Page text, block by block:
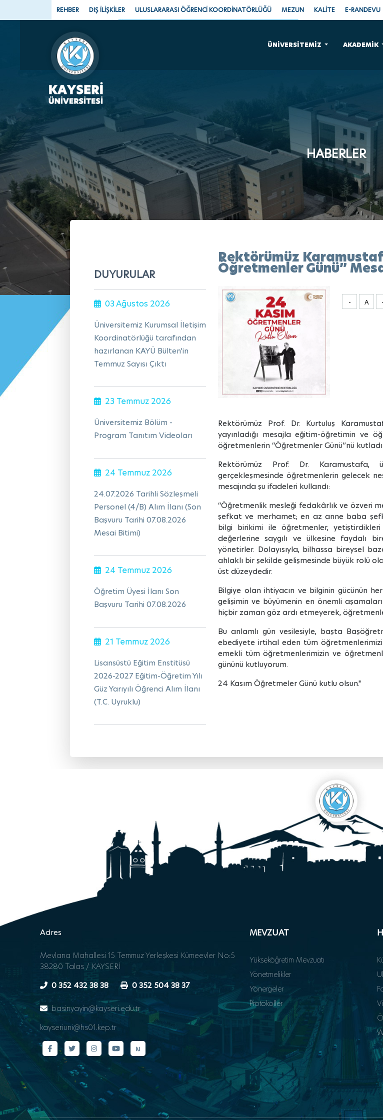
ÜNİVERSİTEMİZ AKADEMİK
REHBER DIŞ İLİŞKİLER ULUSLARARASI ÖĞRENCİ KOORDİNATÖRLÜĞÜ MEZUN KALİTE E-RANDEVU
HABERLER
DUYURULAR
03 Ağustos 2026
Üniversitemiz Kurumsal İletişim
Koordinatörlüğü tarafından
hazırlanan KAYÜ Bülten'in
Temmuz Sayısı Çıktı
23 Temmuz 2026
Üniversitemiz Bölüm -
Program Tanıtım Videoları
24 Temmuz 2026
24.07.2026 Tarihli Sözleşmeli
Personel (4/B) Alım İlanı (Son
Başvuru Tarihi 07.08.2026
Mesai Bitimi)
24 Temmuz 2026
Öğretim Üyesi İlanı Son
Başvuru Tarihi 07.08.2026
21 Temmuz 2026
Lisansüstü Eğitim Enstitüsü
2026-2027 Eğitim-Öğretim Yılı
Güz Yarıyılı Öğrenci Alım İlanı
(T.C. Uyruklu)
Rektörümüz
Öğretmenler Günü”
- A
Rektörümüz Prof. Dr. Kurtuluş
yayınladığı mesajla eğitim-öğretimin ve
öğretmenlerin “Öğretmenler Günü”nü kutladı.
Rektörümüz Prof. Dr. Karamustafa,
gerçekleşmesinde öğretmenlerin gelecek
mesajında şu ifadeleri kullandı:
“Öğretmenlik mesleği fedakârlık ve özveri
şefkat ve merhamet; en az anne baba
bilgi birikimi ile öğretmenler,
değerlerine saygılı ve ülkesine faydalı
yönetirler. Dolayısıyla, bilhassa bireysel
ahlaklı bir şekilde gelişmesinde büyük rolü
üst düzeydedir.
Bilgiye olan ihtiyacın ve bilginin gücünün
gelişimin ve büyümenin en önemli
hiçbir zaman göz ardı etmeyerek,
Bu anlamlı gün vesilesiyle, başta
ebediyete irtihal eden tüm
emekli tüm öğretmenlerimizin ve
gününü kutluyorum.
24 Kasım Öğretmeler Günü kutlu olsun."
Adres
Mevlana Mahallesi 15 Temmuz Yerleşkesi Kümeevler No:5
38280 Talas / KAYSERİ
0 352 432 38 38
0 352 504 38 37
basinyayin@kayseri.edu.tr
kayseriuni@hs01.kep.tr
MEVZUAT
Yükseköğretim Mevzuatı
Yönetmelikler
Yönergeler
Protokoller